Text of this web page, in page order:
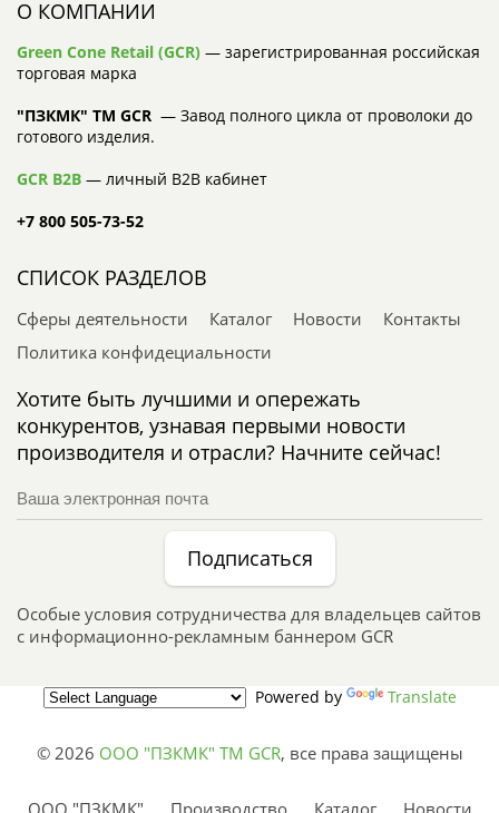
О КОМПАНИИ
Green Cone Retail (GCR) — зарегистрированная российская
торговая марка
"ПЗКМК" TM GCR — Завод полного цикла от проволоки до
готового изделия.
GCR B2B — личный B2B кабинет
+7 800 505-73-52
СПИСОК РАЗДЕЛОВ
Сферы деятельности Каталог Новости
Контакты
Политика конфидециальности
Хотите быть лучшими и опережать
конкурентов, узнавая первыми новости
производителя и отрасли? Начните сейчас!
Подписаться
Особые условия сотрудничества для владельцев сайтов
с информационно-рекламным баннером GCR
Powered by Translate
© 2026 ООО "ПЗКМК" TM GCR, все права защищены